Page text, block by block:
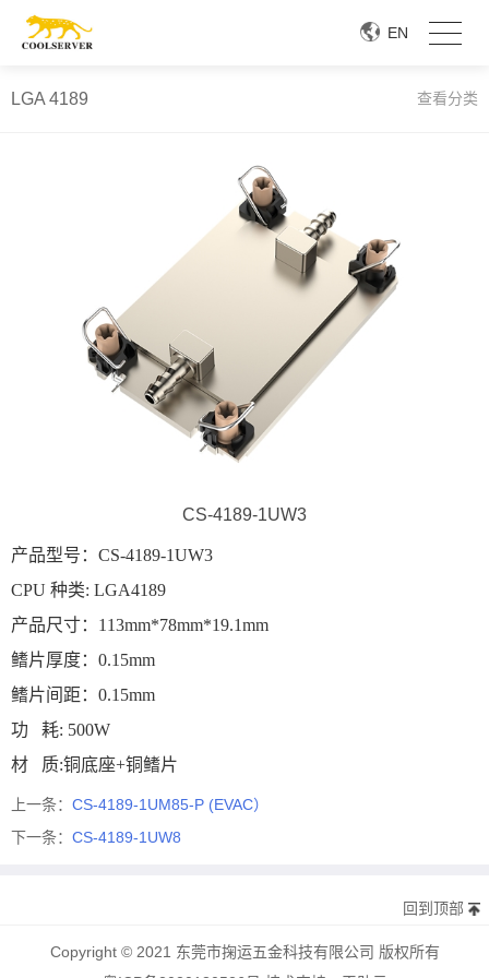
EN
LGA 4189 查看分类
CS-4189-1UW3
产品型号：CS-4189-1UW3
CPU 种类: LGA4189
产品尺寸：113mm*78mm*19.1mm
鳍片厚度：0.15mm
鳍片间距：0.15mm
功 耗: 500W
材 质:铜底座+铜鳍片
上一条： CS-4189-1UM85-P (EVAC）
下一条： CS-4189-1UW8
回到顶部
Copyright © 2021 东莞市掬运五金科技有限公司 版权所有